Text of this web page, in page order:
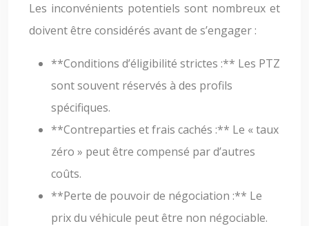
Les inconvénients potentiels sont nombreux et
doivent être considérés avant de s’engager :
**Conditions d’éligibilité strictes :** Les PTZ
sont souvent réservés à des profils
spécifiques.
**Contreparties et frais cachés :** Le « taux
zéro » peut être compensé par d’autres
coûts.
**Perte de pouvoir de négociation :** Le
prix du véhicule peut être non négociable.